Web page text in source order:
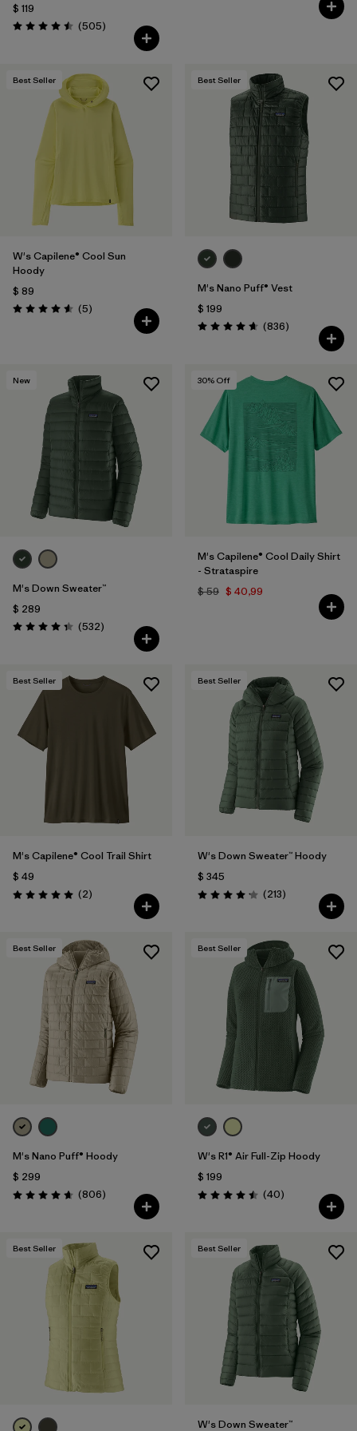
$ 119
Valoración: 4.5 / 5
(505Comentarios
)
Best Seller
W's Capilene® Cool Sun
Hoody
$ 89
Valoración: 4.6 / 5
(5Comentarios
)
Best Seller
M's Nano Puff® Vest
$ 199
Valoración: 4.7 / 5
(836Comentarios
)
New
M's Down Sweater™
$ 289
Valoración: 4.4 / 5
(532Comentarios
)
30% Off
M's Capilene® Cool Daily Shirt
- Strataspire
$ 59 $ 40,99
Best Seller
M's Capilene® Cool Trail Shirt
$ 49
Valoración: 5.0 / 5
(2Comentarios
)
Best Seller
W's Down Sweater™ Hoody
$ 345
Valoración: 4.2 / 5
(213Comentarios
)
Best Seller
M's Nano Puff® Hoody
$ 299
Valoración: 4.6 / 5
(806Comentarios
)
Best Seller
W's R1® Air Full-Zip Hoody
$ 199
Valoración: 4.5 / 5
(40Comentarios
)
Best Seller Best Seller
W's Down Sweater™